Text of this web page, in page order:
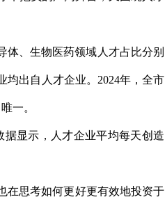
体、生物医药领域人才占比分别
均出自人才企业。2024年，全市
一。
显示，人才企业平均每天创造
在思考如何更好更有效地投资于